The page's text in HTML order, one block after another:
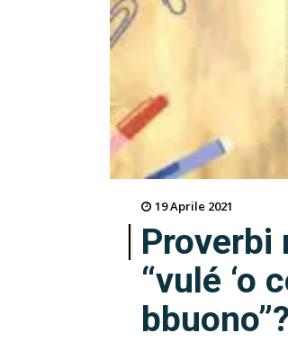
19 Aprile 2021
Proverbi
“vulé ‘o
bbuono”?